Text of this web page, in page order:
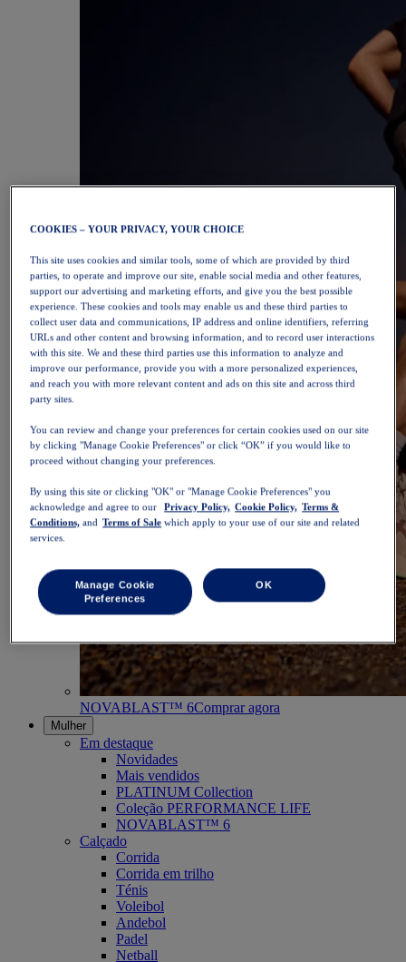
NOVABLAST™ 6Comprar agora
Mulher
Em destaque
Novidades
Mais vendidos
PLATINUM Collection
Coleção PERFORMANCE LIFE
NOVABLAST™ 6
Calçado
Corrida
Corrida em trilho
Ténis
Voleibol
Andebol
Padel
Netball
COOKIES – YOUR PRIVACY, YOUR CHOICE
This site uses cookies and similar tools, some of which are provided by third
parties, to operate and improve our site, enable social media and other features,
support our advertising and marketing efforts, and give you the best possible
experience. These cookies and tools may enable us and these third parties to
collect user data and communications, IP address and online identifiers, referring
URLs and other content and browsing information, and to record user interactions
with this site. We and these third parties use this information to analyze and
improve our performance, provide you with a more personalized experiences,
and reach you with more relevant content and ads on this site and across third
party sites.
You can review and change your preferences for certain cookies used on our site
by clicking "Manage Cookie Preferences" or click “OK” if you would like to
proceed without changing your preferences.
By using this site or clicking "OK" or "Manage Cookie Preferences" you
acknowledge and agree to our
Privacy Policy, Cookie Policy, Terms &
Conditions, and Terms of Sale which apply to your use of our site and related
services.
Manage Cookie
Preferences
OK